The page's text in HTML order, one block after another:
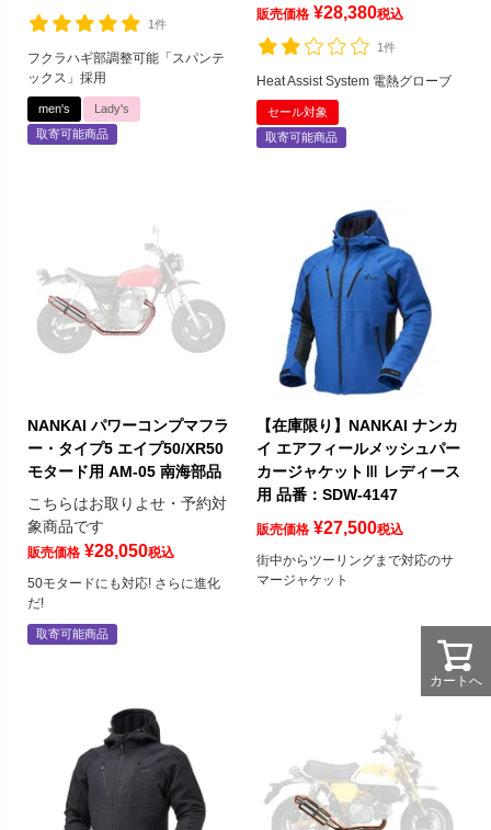
1件
フクラハギ部調整可能「スパンテ
ックス」採用
men's
Lady's
取寄可能商品
販売価格 ¥28,380税込
1件
Heat Assist System 電熱グローブ
セール対象
取寄可能商品
NANKAI パワーコンプマフラ
ー・タイプ5 エイプ50/XR50
モタード用 AM-05 南海部品
こちらはお取りよせ・予約対
象商品です
販売価格 ¥28,050税込
50モタードにも対応! さらに進化
だ!
取寄可能商品
【在庫限り】NANKAI ナンカ
イ エアフィールメッシュパー
カージャケットⅢ レディース
用 品番：SDW-4147
販売価格 ¥27,500税込
街中からツーリングまで対応のサ
マージャケット
カートへ